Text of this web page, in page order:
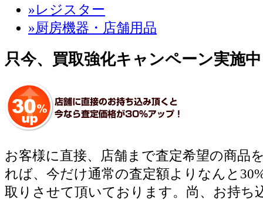
»レジスター
»厨房機器・店舗用品
只今、買取強化キャンペーン実施
お客様に直接、店舗まで査定希望の商品
れば、今だけ通常の査定額よりなんと
取りさせて頂いております。尚、お持ち